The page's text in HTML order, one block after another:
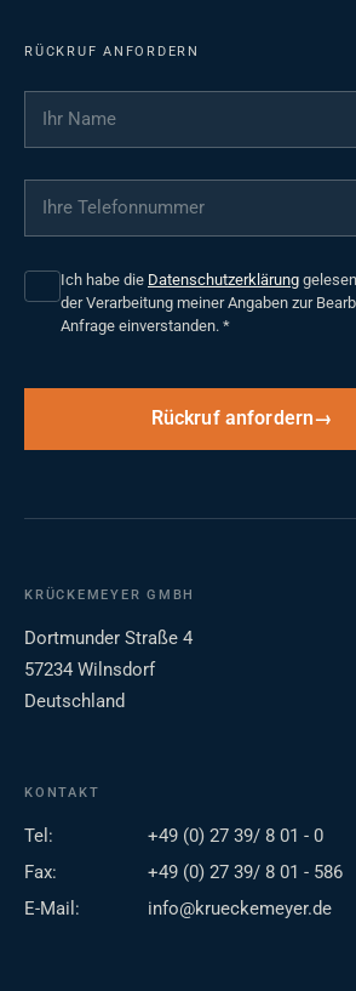
RÜCKRUF ANFORDERN
Ihr Name
Ihre Telefonnummer
Ich habe die Datenschutzerklärung
der Verarbeitung meiner Angaben zur
Anfrage einverstanden. *
Rückruf anfordern
KRÜCKEMEYER GMBH
Dortmunder Straße 4
57234 Wilnsdorf
Deutschland
KONTAKT
Tel:
+49 (0) 27 39/ 8 01 - 0
Fax:
+49 (0) 27 39/ 8 01 - 586
E-Mail:
info@krueckemeyer.de